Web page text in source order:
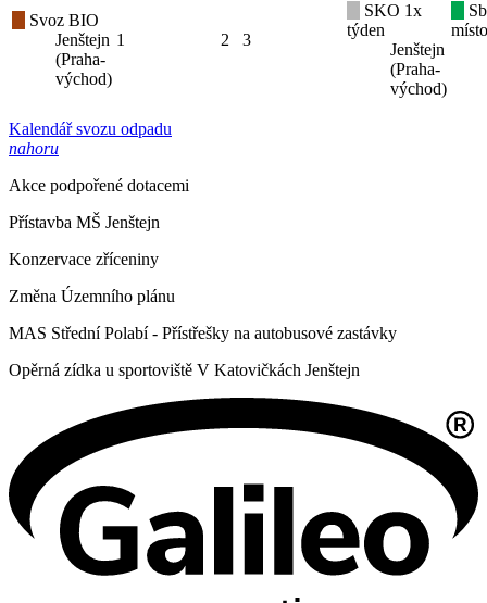
Svoz BIO
Jenštejn
(Praha-
východ)
1 2 3
SKO 1x
týden
Jenštejn
(Praha-
východ)
Kalendář svozu odpadu
nahoru
Akce podpořené dotacemi
Přístavba MŠ Jenštejn
Konzervace zříceniny
Změna Územního plánu
MAS Střední Polabí - Přístřešky na autobusové zastávky
Opěrná zídka u sportoviště V Katovičkách Jenštejn